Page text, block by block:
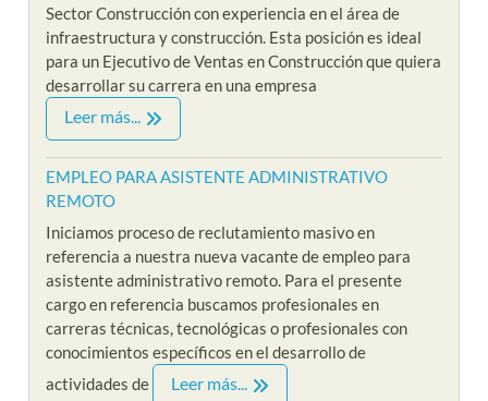
Sector Construcción con experiencia en el área de
infraestructura y construcción. Esta posición es ideal
para un Ejecutivo de Ventas en Construcción que quiera
desarrollar su carrera en una empresa
Leer más...
EMPLEO PARA ASISTENTE ADMINISTRATIVO
REMOTO
Iniciamos proceso de reclutamiento masivo en
referencia a nuestra nueva vacante de empleo para
asistente administrativo remoto. Para el presente
cargo en referencia buscamos profesionales en
carreras técnicas, tecnológicas o profesionales con
conocimientos específicos en el desarrollo de
actividades de
Leer más...